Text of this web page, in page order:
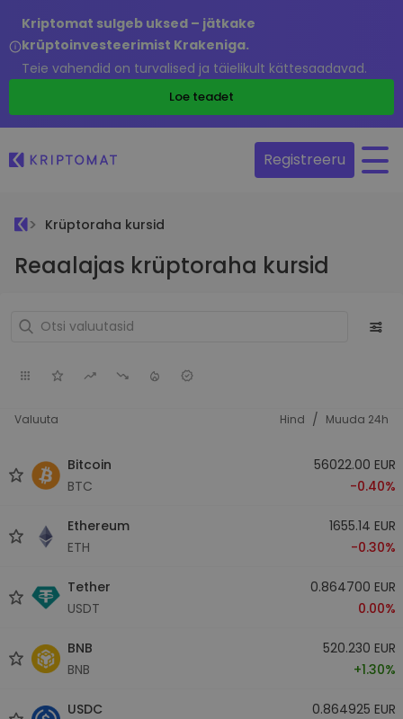
Kriptomat sulgeb uksed – jätkake
krüptoinvesteerimist Krakeniga.
Teie vahendid on turvalised ja täielikult kättesaadavad.
Loe teadet
Registreeru
Krüptoraha kursid
Reaalajas krüptoraha kursid
Valuuta Hind / Muuda 24h
Bitcoin
BTC
56022.00 EUR
-0.40%
Ethereum
ETH
1655.14 EUR
-0.30%
Tether
USDT
0.864700 EUR
0.00%
BNB
BNB
520.230 EUR
+1.30%
USDC
0.864925 EUR